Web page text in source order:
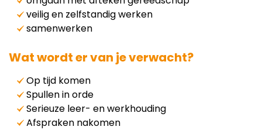
veilig en zelfstandig werken
samenwerken
Wat wordt er van je verwacht?
Op tijd komen
Spullen in orde
Serieuze leer- en werkhouding
Afspraken nakomen